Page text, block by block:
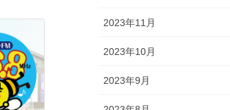
2023年11月
2023年10月
2023年9月